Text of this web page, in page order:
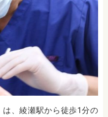
は、綾瀬駅から徒歩1分の